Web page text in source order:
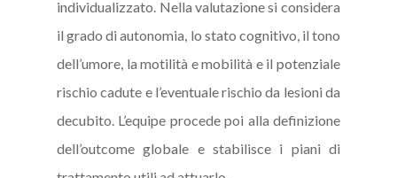
individualizzato. Nella valutazione si considera
il grado di autonomia, lo stato cognitivo, il tono
dell’umore, la motilità e mobilità e il potenziale
rischio cadute e l’eventuale rischio da lesioni da
decubito. L’equipe procede poi alla definizione
dell’outcome globale e stabilisce i piani di